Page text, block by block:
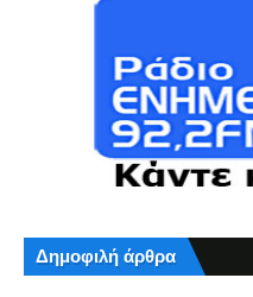
Δημοφιλή άρθρα